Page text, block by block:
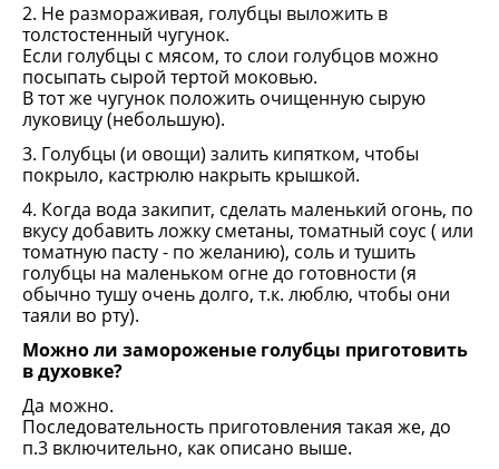
2. Не размораживая, голубцы выложить в
толстостенный чугунок.
Если голубцы с мясом, то слои голубцов можно
посыпать сырой тертой моковью.
В тот же чугунок положить очищенную сырую
луковицу (небольшую).
3. Голубцы (и овощи) залить кипятком, чтобы
покрыло, кастрюлю накрыть крышкой.
4. Когда вода закипит, сделать маленький огонь, по
вкусу добавить ложку сметаны, томатный соус ( или
томатную пасту - по желанию), соль и тушить
голубцы на маленьком огне до готовности (я
обычно тушу очень долго, т.к. люблю, чтобы они
таяли во рту).
Можно ли замороженые голубцы приготовить
в духовке?
Да можно.
Последовательность приготовления такая же, до
п.3 включительно, как описано выше.